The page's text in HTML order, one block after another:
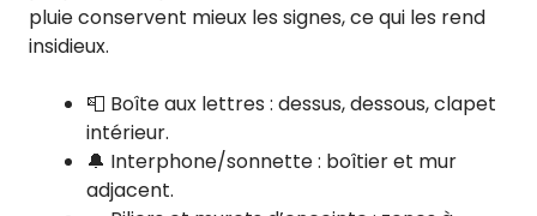
pluie conservent mieux les signes, ce qui les rend
insidieux.
📮 Boîte aux lettres : dessus, dessous, clapet
intérieur.
🔔 Interphone/sonnette : boîtier et mur
adjacent.